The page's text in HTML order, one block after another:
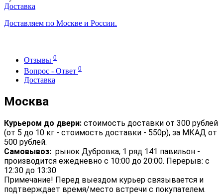
Доставка
Доставляем по Москве и России.
Отзывы 0
Вопрос - Ответ 0
Доставка
Москва
Курьером до двери: стоимость доставки от 300 рублей
(от 5 до 10 кг - стоимость доставки - 550р), за МКАД от
500 рублей.
Самовывоз: рынок Дубровка, 1 ряд 141 павильон -
производится ежедневно с 10:00 до 20:00. Перерыв: с
12:30 до 13:30
Примечание! Перед выездом курьер связывается и
подтверждает время/место встречи с покупателем.